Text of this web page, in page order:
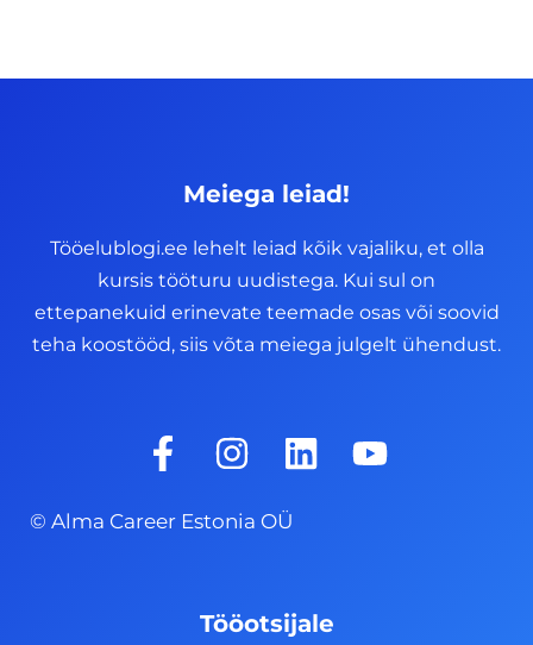
Meiega leiad!
Tööelublogi.ee lehelt leiad kõik vajaliku, et olla
kursis tööturu uudistega. Kui sul on
ettepanekuid erinevate teemade osas või soovid
teha koostööd, siis võta meiega julgelt ühendust.
F
a
c
e
I
n
s
t
g
L
i
d
Y
o
© Alma Career Estonia OÜ
Tööotsijale